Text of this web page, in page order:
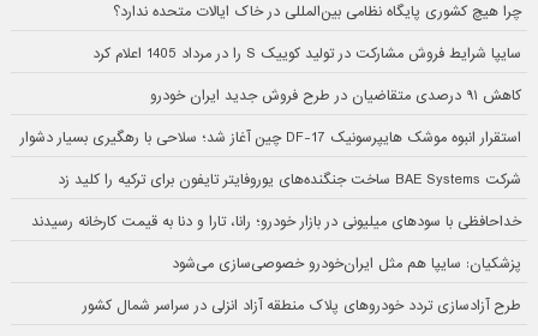
چرا هیچ کشوری پایگاه نظامی بین‌المللی در خاک ایالات متحده ندارد؟
سایپا شرایط فروش مشارکت در تولید کوییک S را در مرداد 1405 اعلام کرد
کاهش ۹۱ درصدی متقاضیان در طرح فروش جدید ایران خودرو
استقرار انبوه موشک هایپرسونیک DF-17 چین آغاز شد؛ سلاحی با رهگیری بسیار دشوار
شرکت BAE Systems ساخت جنگنده‌های یوروفایتر تایفون برای ترکیه را کلید زد
خداحافظی با سودهای میلیونی در بازار خودرو؛ رانا، تارا و دنا به قیمت کارخانه رسیدند
پزشکیان: سایپا هم مثل ایران‌خودرو خصوصی‌سازی می‌شود
طرح آزادسازی تردد خودروهای پلاک منطقه آزاد انزلی در سراسر شمال کشور